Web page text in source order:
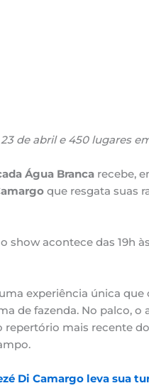
de abril e 450 lugares
Água Brancarecebe,
que resgata suas
show acontece das 19h
experiência única
de fazenda. No palco, o
repertório mais recente
Di Camargo leva sua